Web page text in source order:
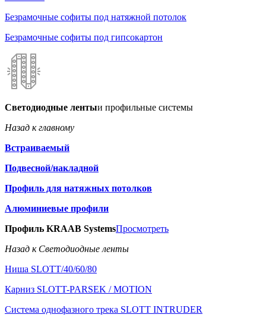
Безрамочные софиты под натяжной потолок
Безрамочные софиты под гипсокартон
Светодиодные лентыи профильные системы
Назад к главному
Встраиваемый
Подвесной/накладной
Профиль для натяжных потолков
Алюминиевые профили
Профиль KRAAB SystemsПросмотреть
Назад к Светодиодные ленты
Ниша SLOTT/40/60/80
Карниз SLOTT-PARSEK / MOTION
Система однофазного трека SLOTT INTRUDER